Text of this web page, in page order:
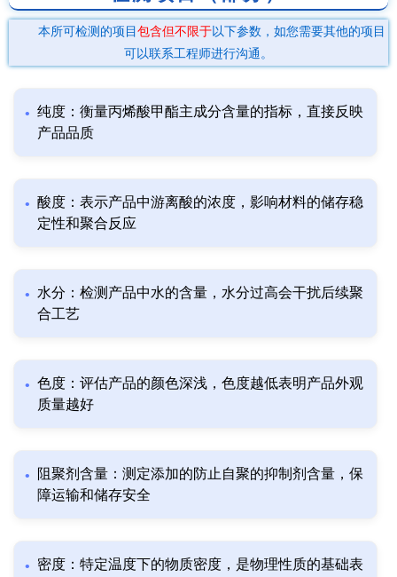
本所可检测的项目 包含但不限于以下参数，如您需要其他的项目
可以联系工程师进行沟通。
纯度：衡量丙烯酸甲酯主成分含量的指标，直接反映
产品品质
酸度：表示产品中游离酸的浓度，影响材料的储存稳
定性和聚合反应
水分：检测产品中水的含量，水分过高会干扰后续聚
合工艺
色度：评估产品的颜色深浅，色度越低表明产品外观
质量越好
阻聚剂含量：测定添加的防止自聚的抑制剂含量，保
障运输和储存安全
密度：特定温度下的物质密度，是物理性质的基础表